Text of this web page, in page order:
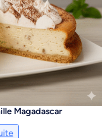
Magadascar